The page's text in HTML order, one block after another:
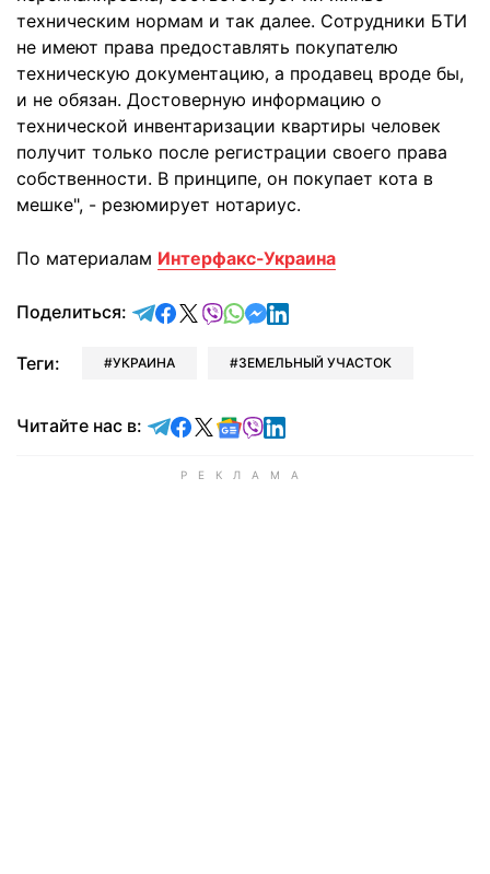
техническим нормам и так далее. Сотрудники БТИ
не имеют права предоставлять покупателю
техническую документацию, а продавец вроде бы,
и не обязан. Достоверную информацию о
технической инвентаризации квартиры человек
получит только после регистрации своего права
собственности. В принципе, он покупает кота в
мешке", - резюмирует нотариус.
По материалам Интерфакс-Украина
Поделиться: отправить в Telegram
поделиться в Facebook
поделиться в X
отправить в Viber
отправить в Whatsapp
отправить в Messenger
отправить в LinkedIn
Теги: УКРАИНА ЗЕМЕЛЬНЫЙ УЧАСТОК
Читайте нас в: Читайте в Telegram
Читайте в Facebook
Читайте в X
Читайте в Google news
Читайте в Viber
Читайте в LinkedIn